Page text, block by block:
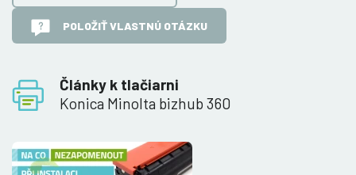
Články k tlačiarni
Konica Minolta bizhub 360
POLOŽIŤ VLASTNÚ OTÁZKU